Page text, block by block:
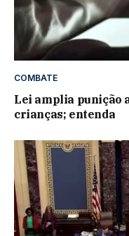
COMBATE
Lei amplia punição
crianças; entenda